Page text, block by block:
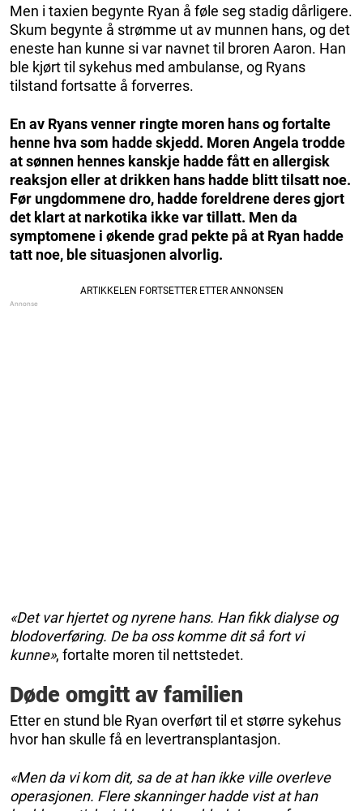
Men i taxien begynte Ryan å føle seg stadig dårligere.
Skum begynte å strømme ut av munnen hans, og det
eneste han kunne si var navnet til broren Aaron. Han
ble kjørt til sykehus med ambulanse, og Ryans
tilstand fortsatte å forverres.
En av Ryans venner ringte moren hans og fortalte
henne hva som hadde skjedd. Moren Angela trodde
at sønnen hennes kanskje hadde fått en allergisk
reaksjon eller at drikken hans hadde blitt tilsatt noe.
Før ungdommene dro, hadde foreldrene deres gjort
det klart at narkotika ikke var tillatt. Men da
symptomene i økende grad pekte på at Ryan hadde
tatt noe, ble situasjonen alvorlig.
«Det var hjertet og nyrene hans. Han fikk dialyse og
blodoverføring. De ba oss komme dit så fort vi
kunne», fortalte moren til nettstedet.
Døde omgitt av familien
Etter en stund ble Ryan overført til et større sykehus
hvor han skulle få en levertransplantasjon.
«Men da vi kom dit, sa de at han ikke ville overleve
operasjonen. Flere skanninger hadde vist at han